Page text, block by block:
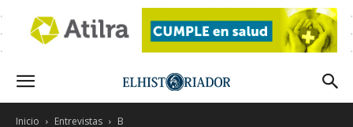
Inicio Entrevistas B